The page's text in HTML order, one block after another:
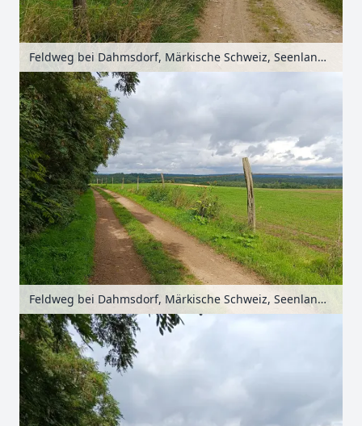
Feldweg bei Dahmsdorf, Märkische Schweiz, Seenland Oder-Spree, Brandenburg, Deutschland
Feldweg bei Dahmsdorf, Märkische Schweiz, Seenland Oder-Spree, Brandenburg, Deutschland